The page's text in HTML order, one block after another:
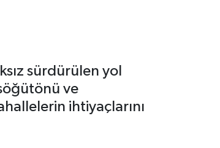
sürdürülen yol
ve
ihtiyaçlarını